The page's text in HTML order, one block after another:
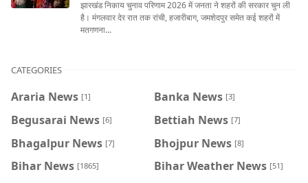
झारखंड निकाय चुनाव परिणाम 2026 में जनता ने शहरों की सरकार चुन ली
है। मंगलवार देर रात तक रांची, हजारीबाग, जमशेदपुर समेत कई शहरों में
मतगणना...
CATEGORIES
Araria News [1] Banka News [3]
Begusarai News [6] Bettiah News [7]
Bhagalpur News [7] Bhojpur News [8]
Bihar News [1865] Bihar Weather News [51]